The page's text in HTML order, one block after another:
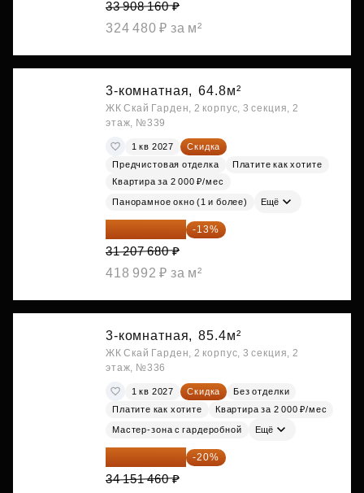
33 908 160 ₽
324 480 ₽ за м²
3-комнатная, 64.8м²
ЖК Скай Гарден, 2 корпус, 3 секция, 2
этаж, №339
1 кв 2027
Скидка
Предчистовая отделка
Платите как хотите
Квартира за 2 000 ₽/мес
Панорамное окно (1 и более) Ещё
27 150 682 ₽ -13%
31 207 680 ₽
418 992 ₽ за м²
3-комнатная, 85.4м²
ЖК Скай Гарден, 2 корпус, 3 секция, 2
этаж, №336
1 кв 2027 Скидка
Без отделки
Платите как хотите
Квартира за 2 000 ₽/мес
Мастер-зона с гардеробной Ещё
27 321 168 ₽ -20%
34 151 460 ₽